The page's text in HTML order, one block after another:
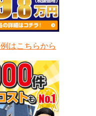
はこちらから